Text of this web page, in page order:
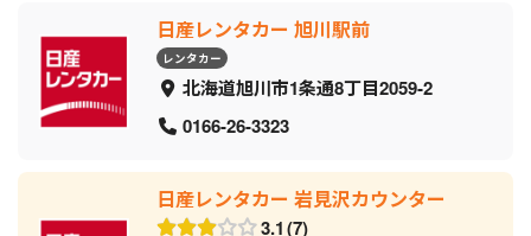
日産レンタカー 旭川駅前
レンタカー
北海道旭川市1条通8丁目2059‐2
0166-26-3323
日産レンタカー 岩見沢カウンター
3.1 7